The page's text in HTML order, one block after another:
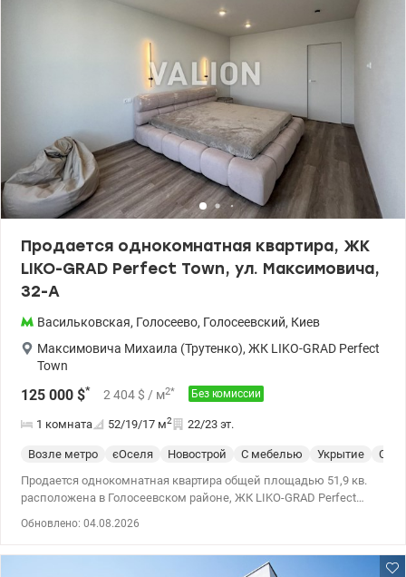
телевизор, инверторный кондиционер, вытяжка, бойлер,
кровать, раскладной диван и гардероб. Также есть подогрев
полов. На крыше есть собственная газовая котельная.
Подземный паркинг (используется как укрытие). Удобная
транспортная развязка. Рядом ТЦ Променада, супермаркеты,
детские сады и школа. Цена 145000 у.е. Без комиссии. Зарицкая
Анастасия тел. 099 446 35 99 valion.ua/1155174
Продается однокомнатная квартира, ЖК
LIKO-GRAD Perfect Town, ул. Максимовича,
32-А
Васильковская, Голосеево, Голосеевский, Киев
Максимовича Михаила (Трутенко), ЖК LIKO-GRAD Perfect
Town
125 000 $* 2 404 $ / м2* Без комиссии
1 комната 52/19/17 м2 22/23 эт.
Возле метро єОселя Новострой С мебелью Укрытие
Продается однокомнатная квартира общей площадью 51,9 кв.
расположена в Голосеевском районе, ЖК LIKO-GRAD Perfect
меблирована качественной мебелью и оборудована
Обновлено: 04.08.2026